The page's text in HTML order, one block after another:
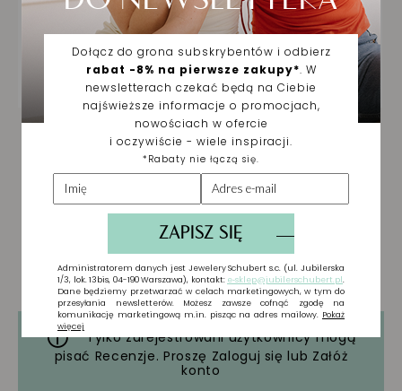
Tylko zarejestrowani użytkownicy mogą
pisać Recenzje. Proszę Zaloguj się lub Załóż
konto